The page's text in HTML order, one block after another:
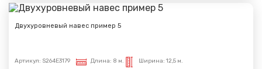
Двухуровневый навес пример 5
Артикул: S264E3179 Длина: 8 м. Ширина: 12,5 м.